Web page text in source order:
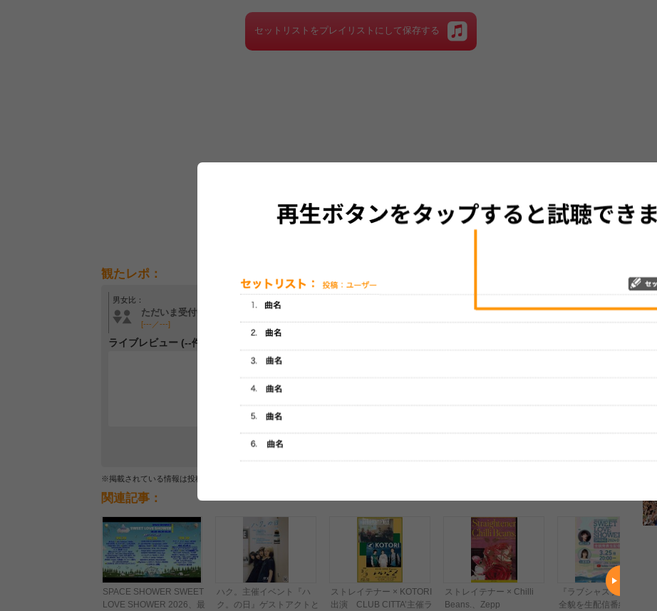
セットリストをプレイリストにして保存する
観たレポ：
男女比：
ただいま受付中です
[---／---]
年齢層：
ただいま受付中です
[---／---] [---／---]
ライブレビュー (--件)
最初のレビューを投稿してみませんか？
※掲載されている情報は投稿されたデータを集計したもので、実際のライブとは異なる場合があります。
関連記事：
SPACE SHOWER SWEET
LOVE SHOWER 2026、最
ハク。主催イベント『ハ
ク。の日』ゲストアクトと
ストレイテナー × KOTORI
出演 CLUB CITTA’主催ラ
ストレイテナー × Chilli
Beans.、Zepp
『ラブシャスプリング』の
全貌を生配信番組で発